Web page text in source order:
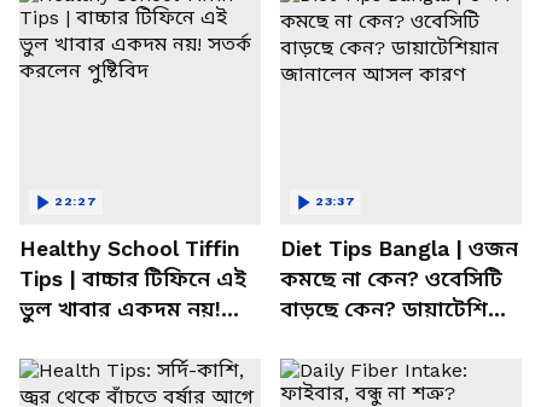
Healthy School Tiffin
Tips | বাচ্চার টিফিনে এই
ভুল খাবার একদম নয়!
22:27
Diet Tips Bangla | ওজন
কমছে না কেন? ওবেসিটি
বাড়ছে কেন? ডায়াটেশিয়ান
23:37